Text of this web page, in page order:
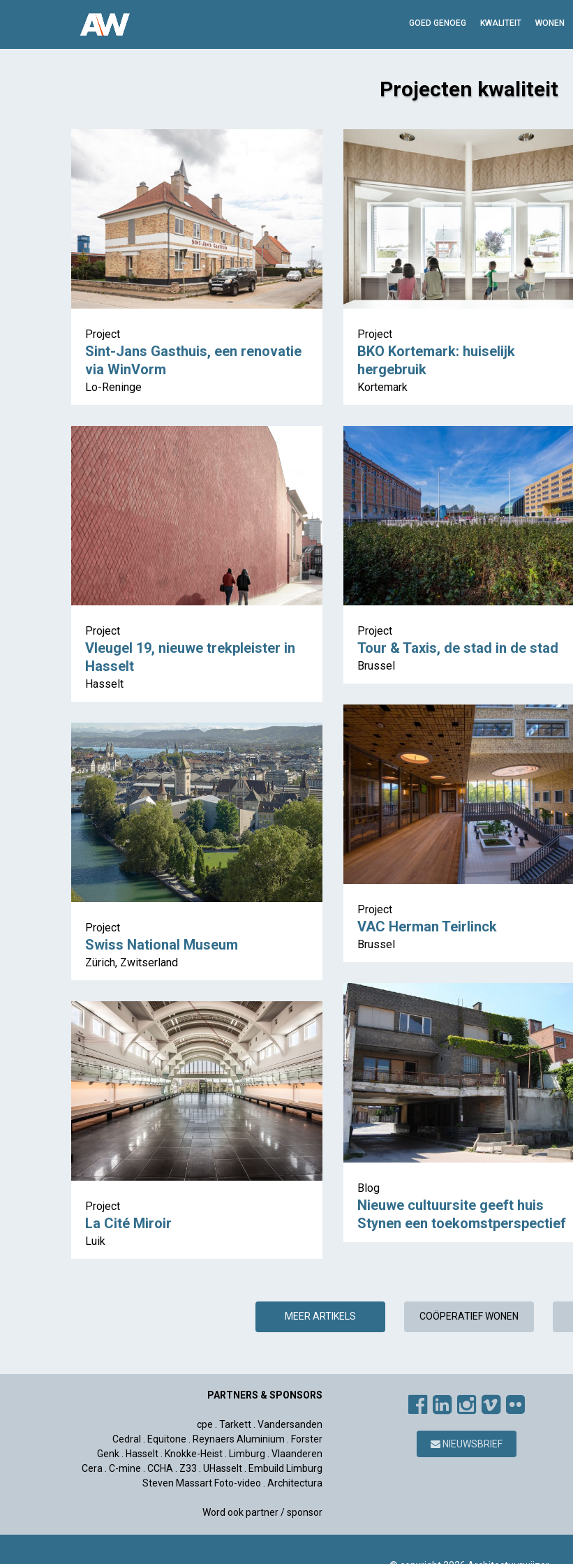
GOED GENOEG KWALITEIT WONEN
Projecten kwaliteit
Project
Sint-Jans Gasthuis, een renovatie
via WinVorm
Lo-Reninge
Project
BKO Kortemark: huiselijk
hergebruik
Kortemark
Project
Vleugel 19, nieuwe trekpleister in
Hasselt
Hasselt
Project
Tour & Taxis, de stad in de stad
Brussel
Project
VAC Herman Teirlinck
Brussel
Project
Swiss National Museum
Zürich, Zwitserland
Blog
Nieuwe cultuursite geeft huis
Stynen een toekomstperspectief
Project
La Cité Miroir
Luik
MEER ARTIKELS COÖPERATIEF WONEN
PARTNERS & SPONSORS
cpe Tarkett Vandersanden
Cedral
Equitone Reynaers Aluminium
Forster
Genk Hasselt Knokke-Heist Limburg
Vlaanderen
Cera
C-mine CCHA Z33 UHasselt Embuild Limburg
Steven Massart Foto-video
Architectura
Word ook partner / sponsor
NIEUWSBRIEF